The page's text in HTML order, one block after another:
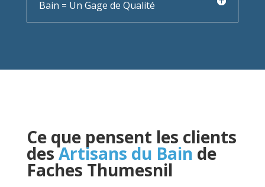
Bain = Un Gage de Qualité
Ce que pensent les clients
desArtisans du Bain de
Faches Thumesnil